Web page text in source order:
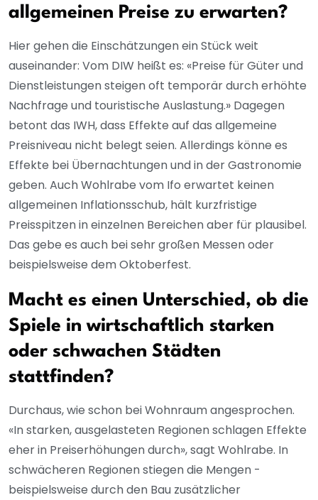
allgemeinen Preise zu erwarten?
Hier gehen die Einschätzungen ein Stück weit
auseinander: Vom DIW heißt es: «Preise für Güter und
Dienstleistungen steigen oft temporär durch erhöhte
Nachfrage und touristische Auslastung.» Dagegen
betont das IWH, dass Effekte auf das allgemeine
Preisniveau nicht belegt seien. Allerdings könne es
Effekte bei Übernachtungen und in der Gastronomie
geben. Auch Wohlrabe vom Ifo erwartet keinen
allgemeinen Inflationsschub, hält kurzfristige
Preisspitzen in einzelnen Bereichen aber für plausibel.
Das gebe es auch bei sehr großen Messen oder
beispielsweise dem Oktoberfest.
Macht es einen Unterschied, ob die
Spiele in wirtschaftlich starken
oder schwachen Städten
stattfinden?
Durchaus, wie schon bei Wohnraum angesprochen.
«In starken, ausgelasteten Regionen schlagen Effekte
eher in Preiserhöhungen durch», sagt Wohlrabe. In
schwächeren Regionen stiegen die Mengen -
beispielsweise durch den Bau zusätzlicher